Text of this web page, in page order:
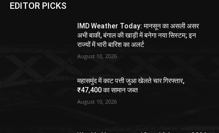
EDITOR PICKS
IMD Weather Today: मानसून का असली असर
अभी बाकी, बंगाल की खाड़ी में बनेगा नया सिस्टम; इन
राज्यों में भारी बारिश का अलर्ट
August 10, 2026
महासमुंद में काट पत्ती जुआ खेलते चार गिरफ्तार,
₹47,400 का सामान जब्त
August 10, 2026